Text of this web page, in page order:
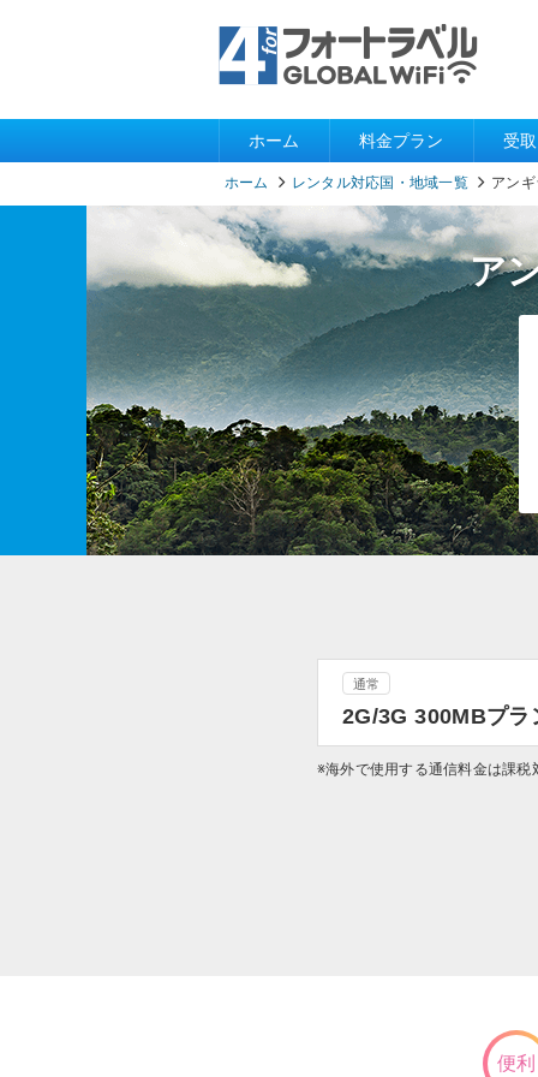
ホーム 料金プラン 受
ホーム レンタル対応国・地域一覧 アン
ア
通常
2G/3G 300MBプラ
※海外で使用する通信料金は課税
便利